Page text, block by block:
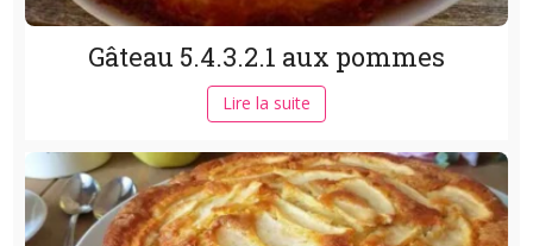
Gâteau 5.4.3.2.1 aux pommes
Lire la suite